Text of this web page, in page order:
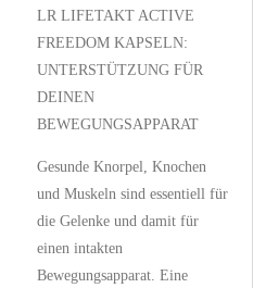
LR LIFETAKT ACTIVE
FREEDOM KAPSELN:
UNTERSTÜTZUNG FÜR
DEINEN
BEWEGUNGSAPPARAT
Gesunde Knorpel, Knochen
und Muskeln sind essentiell für
die Gelenke und damit für
einen intakten
Bewegungsapparat. Eine